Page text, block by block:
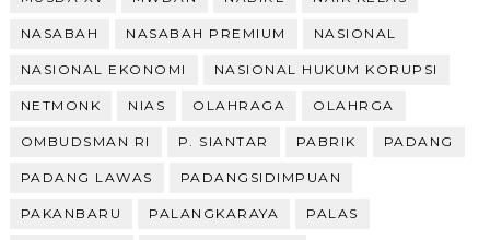
NASABAH NASABAH PREMIUM NASIONAL
NASIONAL EKONOMI NASIONAL HUKUM KORUPSI
NETMONK NIAS OLAHRAGA OLAHRGA
OMBUDSMAN RI P. SIANTAR PABRIK PADANG
PADANG LAWAS PADANGSIDIMPUAN
PAKANBARU PALANGKARAYA PALAS